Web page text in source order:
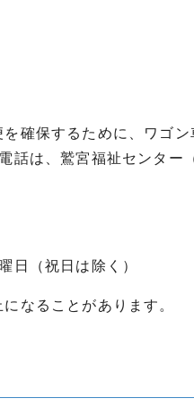
確保するために、ワゴ
話は、鷲宮福祉センター
日（祝日は除く）
なることがあります。